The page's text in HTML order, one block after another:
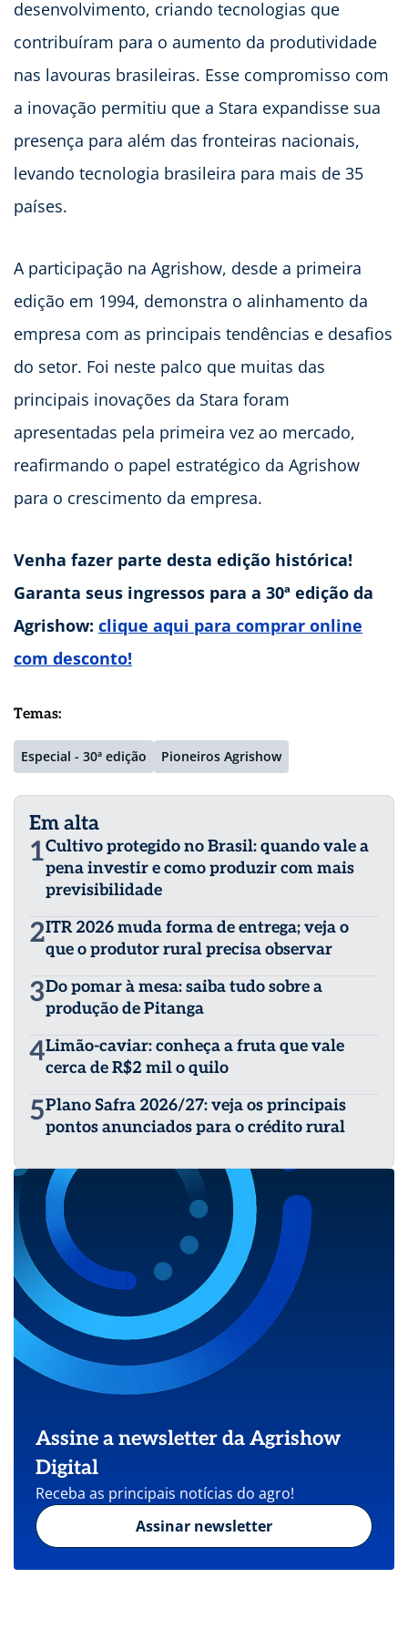
desenvolvimento, criando tecnologias que
contribuíram para o aumento da produtividade
nas lavouras brasileiras. Esse compromisso com
a inovação permitiu que a Stara expandisse sua
presença para além das fronteiras nacionais,
levando tecnologia brasileira para mais de 35
países.
A participação na Agrishow, desde a primeira
edição em 1994, demonstra o alinhamento da
empresa com as principais tendências e desafios
do setor. Foi neste palco que muitas das
principais inovações da Stara foram
apresentadas pela primeira vez ao mercado,
reafirmando o papel estratégico da Agrishow
para o crescimento da empresa.
Venha fazer parte desta edição histórica!
Garanta seus ingressos para a 30ª edição da
Agrishow: clique aqui para comprar online
com desconto!
Temas:
Especial - 30ª edição Pioneiros Agrishow
Em alta
1Cultivo protegido no Brasil: quando vale a
pena investir e como produzir com mais
previsibilidade
2ITR 2026 muda forma de entrega; veja o
que o produtor rural precisa observar
3Do pomar à mesa: saiba tudo sobre a
produção de Pitanga
4Limão-caviar: conheça a fruta que vale
cerca de R$2 mil o quilo
5Plano Safra 2026/27: veja os principais
pontos anunciados para o crédito rural
Assine a newsletter da Agrishow
Digital
Receba as principais notícias do agro!
Assinar newsletter